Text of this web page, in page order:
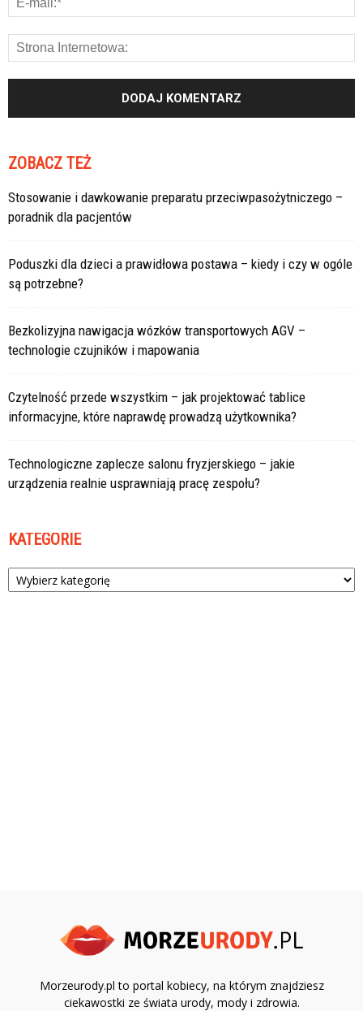
ZOBACZ TEŻ
Stosowanie i dawkowanie preparatu przeciwpasożytniczego –
poradnik dla pacjentów
Poduszki dla dzieci a prawidłowa postawa – kiedy i czy w ogóle
są potrzebne?
Bezkolizyjna nawigacja wózków transportowych AGV –
technologie czujników i mapowania
Czytelność przede wszystkim – jak projektować tablice
informacyjne, które naprawdę prowadzą użytkownika?
Technologiczne zaplecze salonu fryzjerskiego – jakie
urządzenia realnie usprawniają pracę zespołu?
KATEGORIE
Kategorie
Morzeurody.pl to portal kobiecy, na którym znajdziesz
ciekawostki ze świata urody, mody i zdrowia.